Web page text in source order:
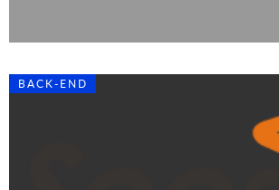
BACK-END